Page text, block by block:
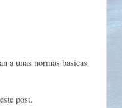
a unas normas basicas
post.